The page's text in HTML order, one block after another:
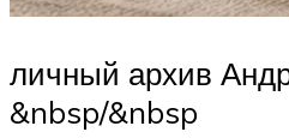
личный архив
&nbsp/&nbsp